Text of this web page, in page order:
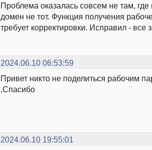
Проблема оказалась совсем не там, где
домен не тот. Функция получения
требует корректировки. Исправил - все
2024.06.10 06:53:59
Привет никто не поделиться рабочим
,Спасибо
2024.06.10 19:55:01